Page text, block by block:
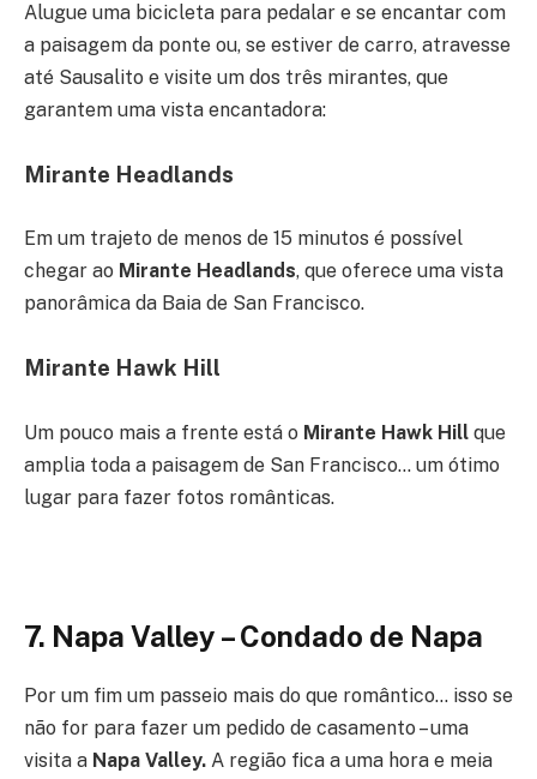
Alugue uma bicicleta para pedalar e se encantar com
a paisagem da ponte ou, se estiver de carro, atravesse
até Sausalito e visite um dos três mirantes, que
garantem uma vista encantadora:
Mirante Headlands
Em um trajeto de menos de 15 minutos é possível
chegar ao Mirante Headlands, que oferece uma vista
panorâmica da Baia de San Francisco.
Mirante Hawk Hill
Um pouco mais a frente está o Mirante Hawk Hill que
amplia toda a paisagem de San Francisco… um ótimo
lugar para fazer fotos românticas.
7. Napa Valley – Condado de Napa
Por um fim um passeio mais do que romântico… isso se
não for para fazer um pedido de casamento – uma
visita a Napa Valley. A região fica a uma hora e meia